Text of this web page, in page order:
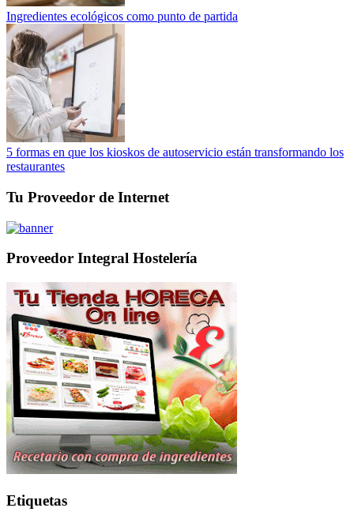
Ingredientes ecológicos como punto de partida
5 formas en que los kioskos de autoservicio están transformando los
restaurantes
Tu Proveedor de Internet
Proveedor Integral Hostelería
Etiquetas